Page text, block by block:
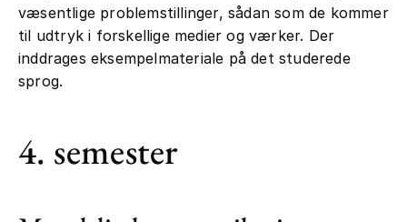
væsentlige problemstillinger, sådan som de kommer
til udtryk i forskellige medier og værker. Der
inddrages eksempelmateriale på det studerede
sprog.
4. semester